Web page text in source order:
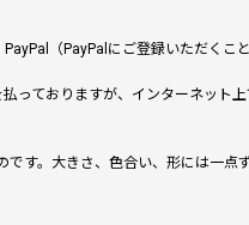
（PayPalにご登録いただく
っておりますが、インターネット
す。大きさ、色合い、形には一点